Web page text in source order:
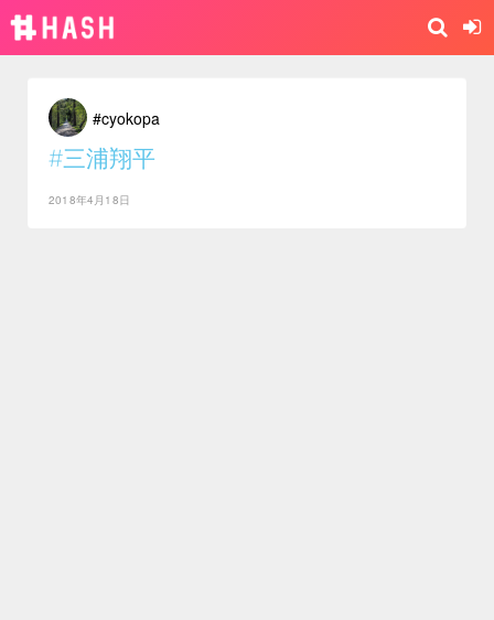
#cyokopa
#三浦翔平
2018年4月18日